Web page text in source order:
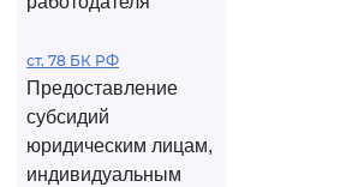
ст. 78 БК РФ
Предоставление
субсидий
юридическим лицам,
индивидуальным